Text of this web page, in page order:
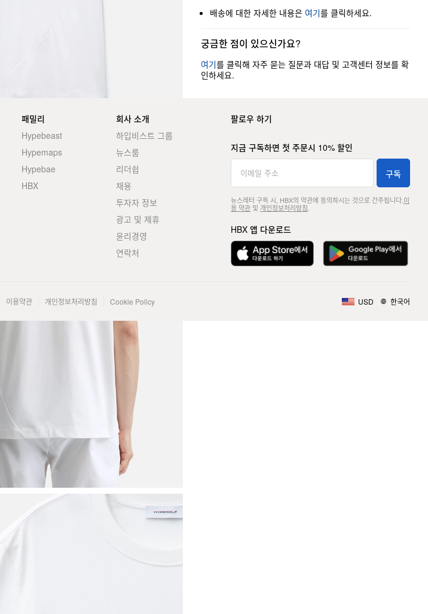
배송에 대한 자세한 내용은 여기를 클릭하세요.
궁금한 점이 있으신가요?
여기를 클릭해 자주 묻는 질문과 대답 및 고객센터 정보를 확
인하세요.
패밀리
Hypebeast
Hypemaps
Hypebae
HBX
회사 소개
하입비스트 그룹
뉴스룸
리더쉽
채용
투자자 정보
광고 및 제휴
윤리경영
연락처
팔로우 하기
지금 구독하면 첫 주문시 10% 할인
구독
뉴스레터 구독 시, HBX의 약관에 동의하시는 것으로 간주됩니다. 이
용 약관및 개인정보처리방침
HBX 앱 다운로드
이용약관 개인정보처리방침 Cookie Policy USD 한국어